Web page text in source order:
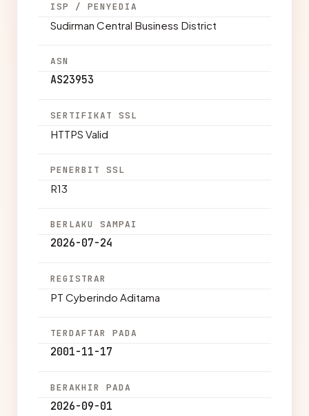
ISP / PENYEDIA
Sudirman Central Business District
ASN
AS23953
SERTIFIKAT SSL
HTTPS Valid
PENERBIT SSL
R13
BERLAKU SAMPAI
2026-07-24
REGISTRAR
PT Cyberindo Aditama
TERDAFTAR PADA
2001-11-17
BERAKHIR PADA
2026-09-01